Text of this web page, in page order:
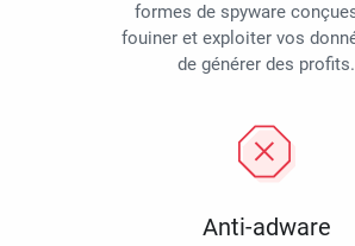
formes de spyware
fouiner et exploiter vos
de générer des profits.
Anti-adware